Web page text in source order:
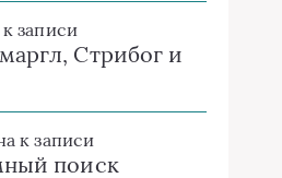
к записи
Стрибог и
к записи
поиск